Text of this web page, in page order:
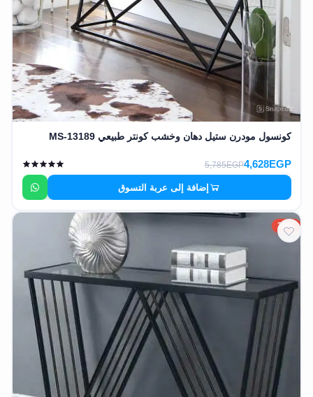
كونسول مودرن ستيل دهان وخشب كونتر طبيعي MS-13189
4,628EGP
5,785EGP
إضافة إلى عربة التسوق
20%